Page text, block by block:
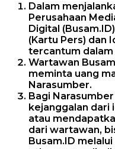
Dalam
Perusahaan
Digital
(Kartu Pers) dan
tercantum dalam
Wartawan
meminta uang
Narasumber.
Bagi
kejanggalan dari
atau
dari wartawan,
Busam.ID